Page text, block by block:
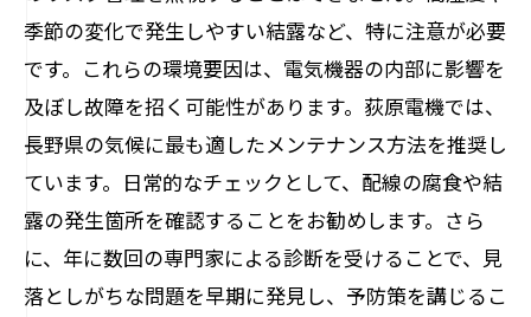
季節の変化で発生しやすい結露など、特に注意が必要
です。これらの環境要因は、電気機器の内部に影響を
及ぼし故障を招く可能性があります。荻原電機では、
長野県の気候に最も適したメンテナンス方法を推奨し
ています。日常的なチェックとして、配線の腐食や結
露の発生箇所を確認することをお勧めします。さら
に、年に数回の専門家による診断を受けることで、見
落としがちな問題を早期に発見し、予防策を講じるこ